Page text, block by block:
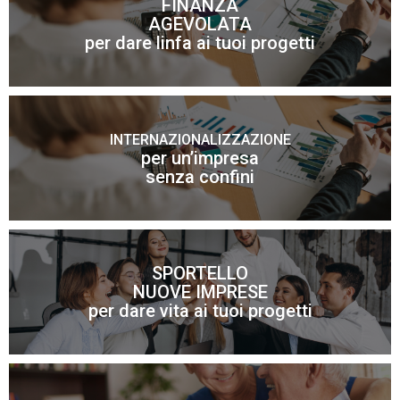
FINANZA
AGEVOLATA
per dare linfa ai tuoi progetti
Scopri di più
INTERNAZIONALIZZAZIONE
per un’impresa
senza confini
Scopri di più
SPORTELLO
NUOVE IMPRESE
per dare vita ai tuoi progetti
Scopri di più